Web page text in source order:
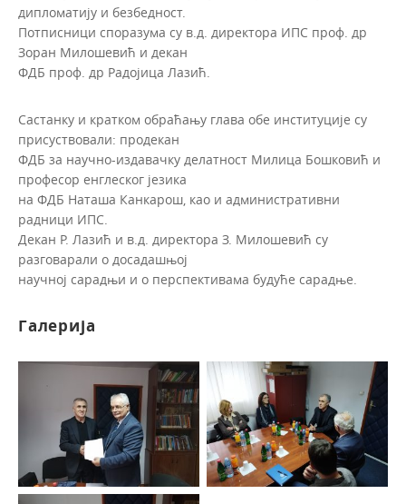
дипломатију и безбедност.
Потписници споразума су в.д. директора ИПС проф. др
Зоран Милошевић и декан
ФДБ проф. др Радојица Лазић.
Састанку и кратком обраћању глава обе институције су
присуствовали: продекан
ФДБ за научно-издавачку делатност Милица Бошковић и
професор енглеског језика
на ФДБ Наташа Канкарош, као и административни
радници ИПС.
Декан Р. Лазић и в.д. директора З. Милошевић су
разговарали о досадашњој
научној сарадњи и о перспективама будуће сарадње.
Галерија